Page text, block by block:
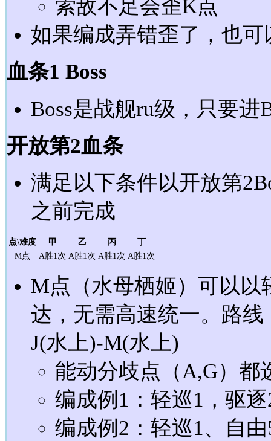
索敌不足会歪K点
如果编成弄错歪了，也
血条1 Boss
Boss是战舰ru级，只要进
开放第2血条
满足以下条件以开放第
之前完成
点\难度 甲 乙 丙
丁
M点
A胜1次 A胜1次 A胜1次 A胜1次
M点（水母栖姬）可以以
达，无需高速统一。路
J(水上)-M(水上)
能动分歧点（A,G）都
编成例1：轻巡1，驱
编成例2：轻巡1、自